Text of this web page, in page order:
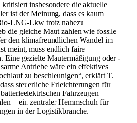
insbesondere die aktuelle
ist der Meinung, dass es kaum
LNG-Lkw trotz nahezu
die gleiche Maut zahlen wie fossile
den klimafreundlichen Wandel im
meint, muss endlich faire
Eine gezielte Mautermäßigung oder -
Antriebe wäre ein effektives
zu beschleunigen“, erklärt T.
steuerliche Erleichterungen für
Fahrzeugen
– ein zentraler Hemmschuh für
in der Logistikbranche.